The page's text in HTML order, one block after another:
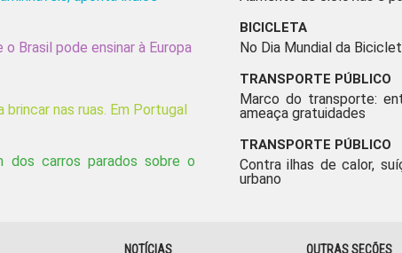
Brasil pode ensinar à Europa
nas ruas. Em Portugal
dos carros parados sobre o
BICICLETA
No Dia Mundial da
TRANSPORTE PÚBLICO
Marco do transporte:
ameaça gratuidades
TRANSPORTE PÚBLICO
Contra ilhas de calor,
urbano
NOTÍCIAS OUTRAS SEÇÕES